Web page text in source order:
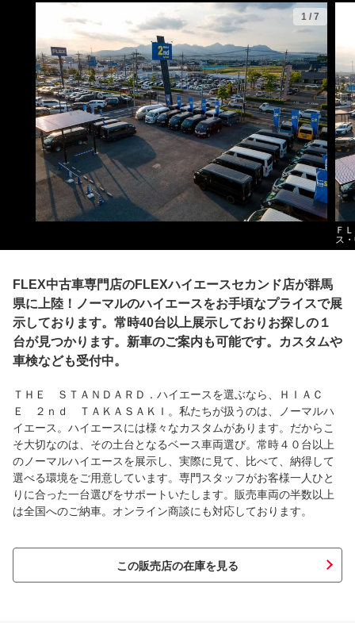
1 / 7
Ｆ
ス
FLEX中古車専門店のFLEXハイエースセカンド店が群馬
県に上陸！ノーマルのハイエースをお手頃なプライスで展
示しております。常時40台以上展示しておりお探しの１
台が見つかります。新車のご案内も可能です。カスタムや
車検なども受付中。
ＴＨＥ ＳＴＡＮＤＡＲＤ．ハイエースを選ぶなら、ＨＩＡＣ
Ｅ ２ｎｄ ＴＡＫＡＳＡＫＩ。私たちが扱うのは、ノーマルハ
イエース。ハイエースには様々なカスタムがあります。だからこ
そ大切なのは、その土台となるベース車両選び。常時４０台以上
のノーマルハイエースを展示し、実際に見て、比べて、納得して
選べる環境をご用意しています。専門スタッフがお客様一人ひと
りに合った一台選びをサポートいたします。販売車両の半数以上
は全国へのご納車。オンライン商談にも対応しております。
この販売店の在庫を見る